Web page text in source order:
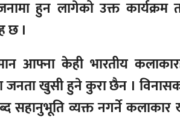
हुन लागेको उक्त कार्यक्रम
छ ।
आफ्ना केही भारतीय
खुसी हुने कुरा छैन ।
सहानुभूति व्यक्त नगर्ने कलाकार